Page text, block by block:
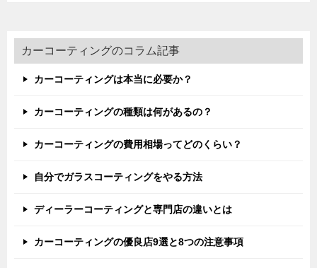
カーコーティングのコラム記事
カーコーティングは本当に必要か？
カーコーティングの種類は何があるの？
カーコーティングの費用相場ってどのくらい？
自分でガラスコーティングをやる方法
ディーラーコーティングと専門店の違いとは
カーコーティングの優良店9選と8つの注意事項